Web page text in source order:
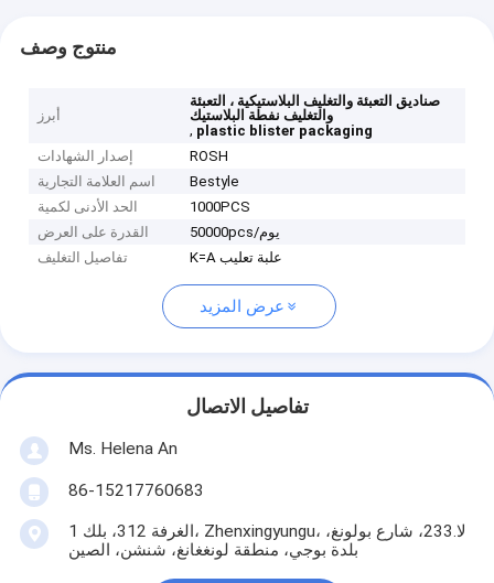
منتوج وصف
أبرز
صناديق التعبئة والتغليف البلاستيكية ، التعبئة
والتغليف نفطة البلاستيك
, plastic blister packaging
إصدار الشهادات
ROSH
اسم العلامة التجارية
Bestyle
الحد الأدنى لكمية
1000PCS
القدرة على العرض
50000pcs/يوم
تفاصيل التغليف
K=A علبة تعليب
عرض المزيد
تفاصيل الاتصال
Ms. Helena An
86-15217760683
الغرفة 312، بلك 1، Zhenxingyungu، لا.233، شارع بولونغ،
بلدة بوجي، منطقة لونغغانغ، شنشن، الصين